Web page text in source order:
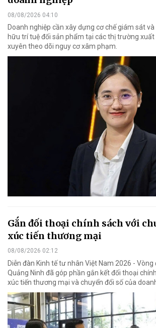
08/08/2026 04:10
Doanh nghiệp cần xây dựng cơ chế giám sát
hữu trí tuệ đối sản phẩm tại các thị trường
xuyên theo dõi nguy cơ xâm phạm.
Gắn đối thoại chính sách với
xúc tiến thương mại
08/08/2026 02:12
Diễn đàn Kinh tế tư nhân Việt Nam 2026 -
Quảng Ninh đã góp phần gắn kết đối thoại
xúc tiến thương mại và chuyển đổi số của